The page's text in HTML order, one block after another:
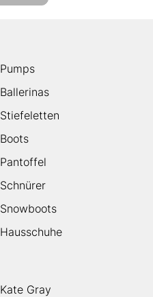
Pumps
Ballerinas
Stiefeletten
Boots
Pantoffel
Schnürer
Snowboots
Hausschuhe
Kate Gray